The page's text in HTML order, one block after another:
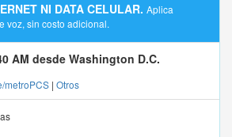
NI DATA CELULAR. Aplica
voz, sin costo adicional.
AM desde Washington D.C.
metroPCS | Otros